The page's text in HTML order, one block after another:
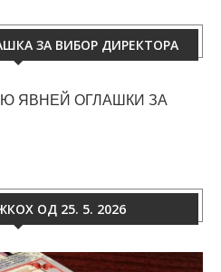
ЗА ВИБОР ДИРЕКТОРА
ЯВНЕЙ ОГЛАШКИ ЗА
ОД 25. 5. 2026